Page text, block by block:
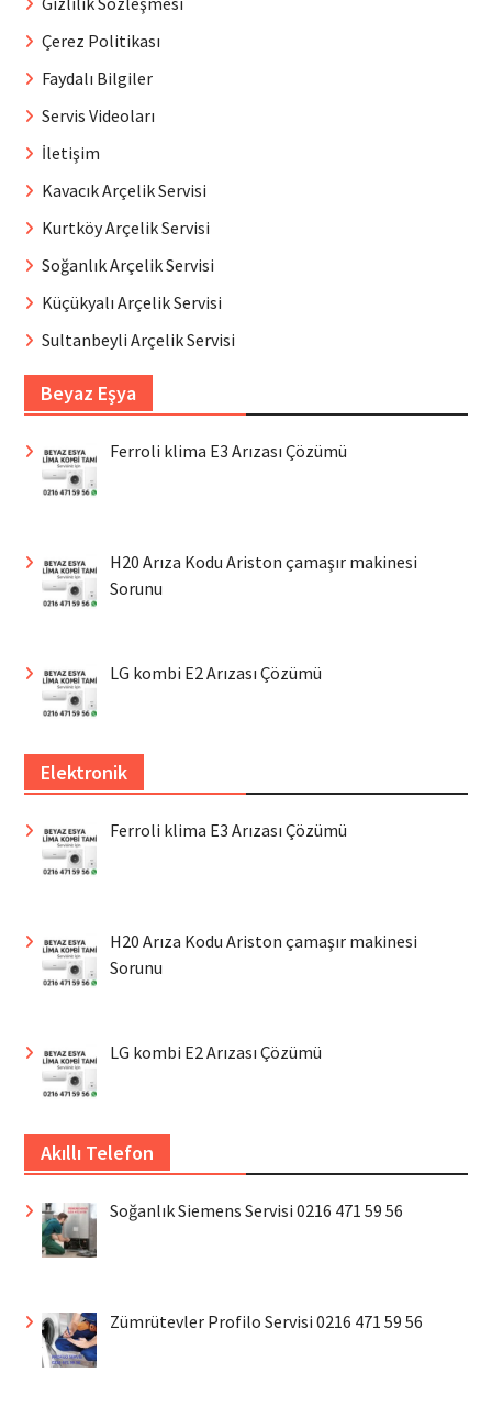
Çerez Politikası
Faydalı Bilgiler
Servis Videoları
İletişim
Kavacık Arçelik Servisi
Kurtköy Arçelik Servisi
Soğanlık Arçelik Servisi
Küçükyalı Arçelik Servisi
Sultanbeyli Arçelik Servisi
Beyaz Eşya
Ferroli klima E3 Arızası Çözümü
H20 Arıza Kodu Ariston çamaşır makinesi
Sorunu
LG kombi E2 Arızası Çözümü
Elektronik
Ferroli klima E3 Arızası Çözümü
H20 Arıza Kodu Ariston çamaşır makinesi
Sorunu
LG kombi E2 Arızası Çözümü
Akıllı Telefon
Soğanlık Siemens Servisi 0216 471 59 56
Zümrütevler Profilo Servisi 0216 471 59 56